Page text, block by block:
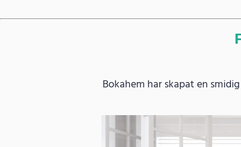
Bokahem har skapat en